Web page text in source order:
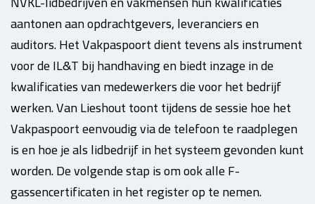
aantonen aan opdrachtgevers, leveranciers en
auditors. Het Vakpaspoort dient tevens als instrument
voor de IL&T bij handhaving en biedt inzage in de
kwalificaties van medewerkers die voor het bedrijf
werken. Van Lieshout toont tijdens de sessie hoe het
Vakpaspoort eenvoudig via de telefoon te raadplegen
is en hoe je als lidbedrijf in het systeem gevonden kunt
worden. De volgende stap is om ook alle F-
gassencertificaten in het register op te nemen.